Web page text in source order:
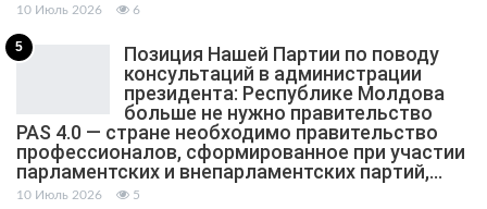
10 Июль 2026 6
5
Позиция Нашей Партии по поводу
консультаций в администрации
президента: Республике Молдова
больше не нужно правительство
PAS 4.0 — стране необходимо правительство
профессионалов, сформированное при участии
парламентских и внепарламентских партий,…
10 Июль 2026 5